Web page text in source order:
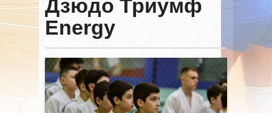
Дзюдо Триумф
Energy